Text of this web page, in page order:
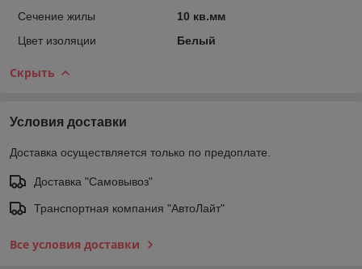
Сечение жилы
10 кв.мм
Цвет изоляции
Белый
Скрыть
Условия доставки
Доставка осуществляется только по предоплате.
Доставка "Самовывоз"
Транспортная компания "АвтоЛайт"
Все условия доставки